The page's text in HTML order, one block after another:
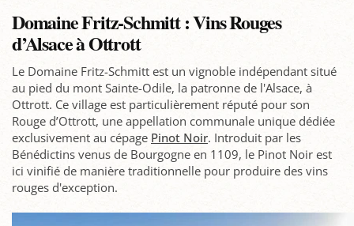
Domaine Fritz-Schmitt : Vins Rouges
d’Alsace à Ottrott
Le Domaine Fritz-Schmitt est un vignoble indépendant situé
au pied du mont Sainte-Odile, la patronne de l'Alsace, à
Ottrott. Ce village est particulièrement réputé pour son
Rouge d’Ottrott, une appellation communale unique dédiée
exclusivement au cépage Pinot Noir. Introduit par les
Bénédictins venus de Bourgogne en 1109, le Pinot Noir est
ici vinifié de manière traditionnelle pour produire des vins
rouges d'exception.